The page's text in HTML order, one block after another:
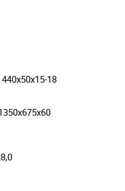
440x50x15-18